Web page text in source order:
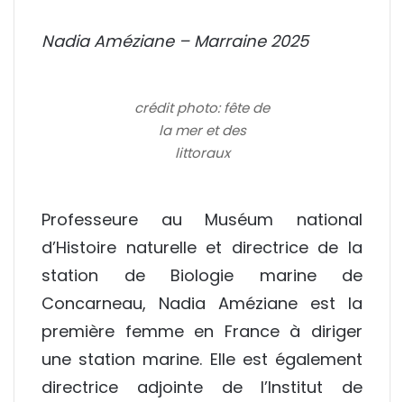
Nadia Améziane – Marraine 2025
crédit photo: fête de
la mer et des
littoraux
Professeure au Muséum national
d’Histoire naturelle et directrice de la
station de Biologie marine de
Concarneau, Nadia Améziane est la
première femme en France à diriger
une station marine. Elle est également
directrice adjointe de l’Institut de